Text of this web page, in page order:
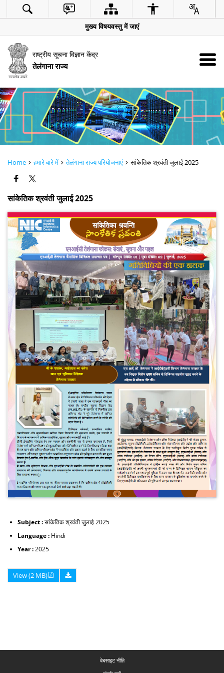
मुख्य विषयवस्तु में जाएं
राष्ट्रीय सूचना विज्ञान केंद्र
तेलंगाना राज्य
Home हमारे बारे में तेलंगाना राज्य परियोजनाएं सांकेतिक श्रवंती जुलाई 2025
सांकेतिक श्रवंती जुलाई 2025
Subject :सांकेतिक श्रवंती जुलाई 2025
Language : Hindi
Year :2025
View (2 MB)
वेबसाइट नीति